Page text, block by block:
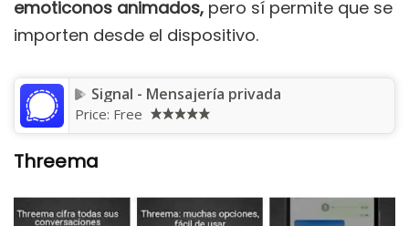
emoticonos animados, pero sí permite que se
importen desde el dispositivo.
Signal - Mensajería privada
Price: Free
Threema